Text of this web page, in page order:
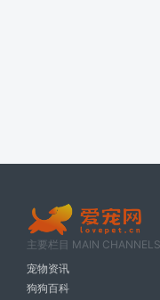
主要栏目 MAIN CHANNELS
宠物资讯
狗狗百科